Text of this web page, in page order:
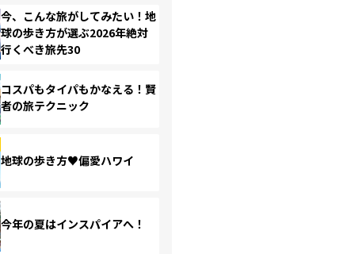
今、こんな旅がしてみたい！地
球の歩き方が選ぶ2026年絶対
行くべき旅先30
コスパもタイパもかなえる！賢
者の旅テクニック
地球の歩き方♥偏愛ハワイ
今年の夏はインスパイアへ！